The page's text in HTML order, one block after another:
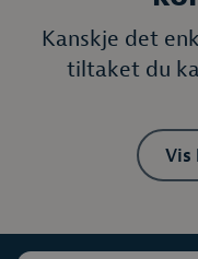
Kanskje det
tiltaket du
Vis